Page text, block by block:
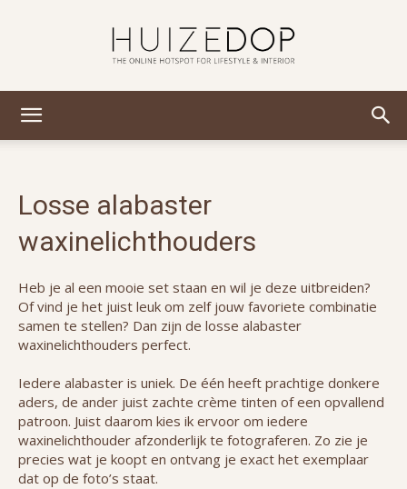
Losse alabaster
waxinelichthouders
Heb je al een mooie set staan en wil je deze uitbreiden?
Of vind je het juist leuk om zelf jouw favoriete combinatie
samen te stellen? Dan zijn de losse alabaster
waxinelichthouders perfect.
Iedere alabaster is uniek. De één heeft prachtige donkere
aders, de ander juist zachte crème tinten of een opvallend
patroon. Juist daarom kies ik ervoor om iedere
waxinelichthouder afzonderlijk te fotograferen. Zo zie je
precies wat je koopt en ontvang je exact het exemplaar
dat op de foto’s staat.